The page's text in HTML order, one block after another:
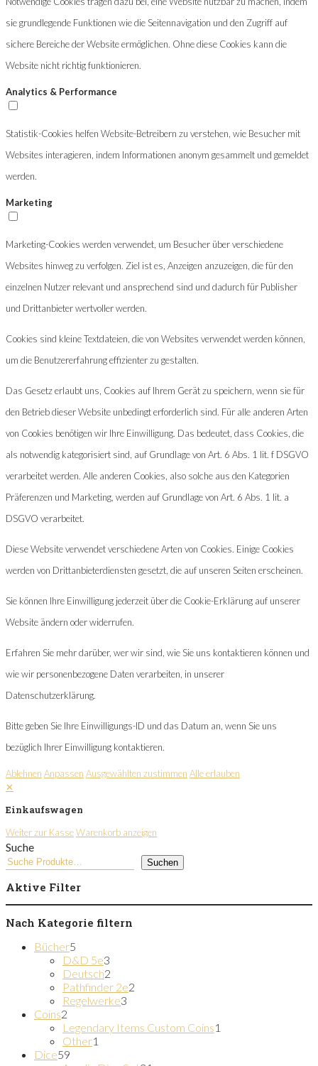
sie grundlegende Funktionen wie die Seitennavigation und den Zugriff auf
sichere Bereiche der Website ermöglichen. Ohne diese Cookies kann die
Website nicht richtig funktionieren.
Analytics & Performance
Statistik-Cookies helfen Website-Betreibern zu verstehen, wie Besucher mit
Websites interagieren, indem Informationen anonym gesammelt und gemeldet
werden.
Marketing
Marketing-Cookies werden verwendet, um Besucher über verschiedene
Websites hinweg zu verfolgen. Ziel ist es, Anzeigen anzuzeigen, die für den
einzelnen Nutzer relevant und ansprechend sind und dadurch für Publisher
und Drittanbieter wertvoller werden.
Cookies sind kleine Textdateien, die von Websites verwendet werden können,
um die Benutzererfahrung effizienter zu gestalten.
Das Gesetz erlaubt uns, Cookies auf Ihrem Gerät zu speichern, wenn sie für
den Betrieb dieser Website unbedingt erforderlich sind. Für alle anderen Arten
von Cookies benötigen wir Ihre Einwilligung. Das bedeutet, dass Cookies, die
als notwendig kategorisiert sind, auf Grundlage von Art. 6 Abs. 1 lit. f DSGVO
verarbeitet werden. Alle anderen Cookies, also solche aus den Kategorien
Präferenzen und Marketing, werden auf Grundlage von Art. 6 Abs. 1 lit. a
DSGVO verarbeitet.
Diese Website verwendet verschiedene Arten von Cookies. Einige Cookies
werden von Drittanbieterdiensten gesetzt, die auf unseren Seiten erscheinen.
Sie können Ihre Einwilligung jederzeit über die Cookie-Erklärung auf unserer
Website ändern oder widerrufen.
Erfahren Sie mehr darüber, wer wir sind, wie Sie uns kontaktieren können und
wie wir personenbezogene Daten verarbeiten, in unserer
Datenschutzerklärung.
Bitte geben Sie Ihre Einwilligungs-ID und das Datum an, wenn Sie uns
bezüglich Ihrer Einwilligung kontaktieren.
Ablehnen Anpassen Ausgewählten zustimmen Alle erlauben
✕
Einkaufswagen
Weiter zur KasseWarenkorb anzeigen
Suche
Suchen
Aktive Filter
Nach Kategorie filtern
Bücher5
Produkte
D&D 5e3
Produkte
Deutsch2
Produkte
Pathfinder 2e2
Regelwerke3
Coins2
Produkte
Legendary Items Custom Coins1
Other1
Dice59